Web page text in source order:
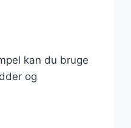
kan du bruge
og